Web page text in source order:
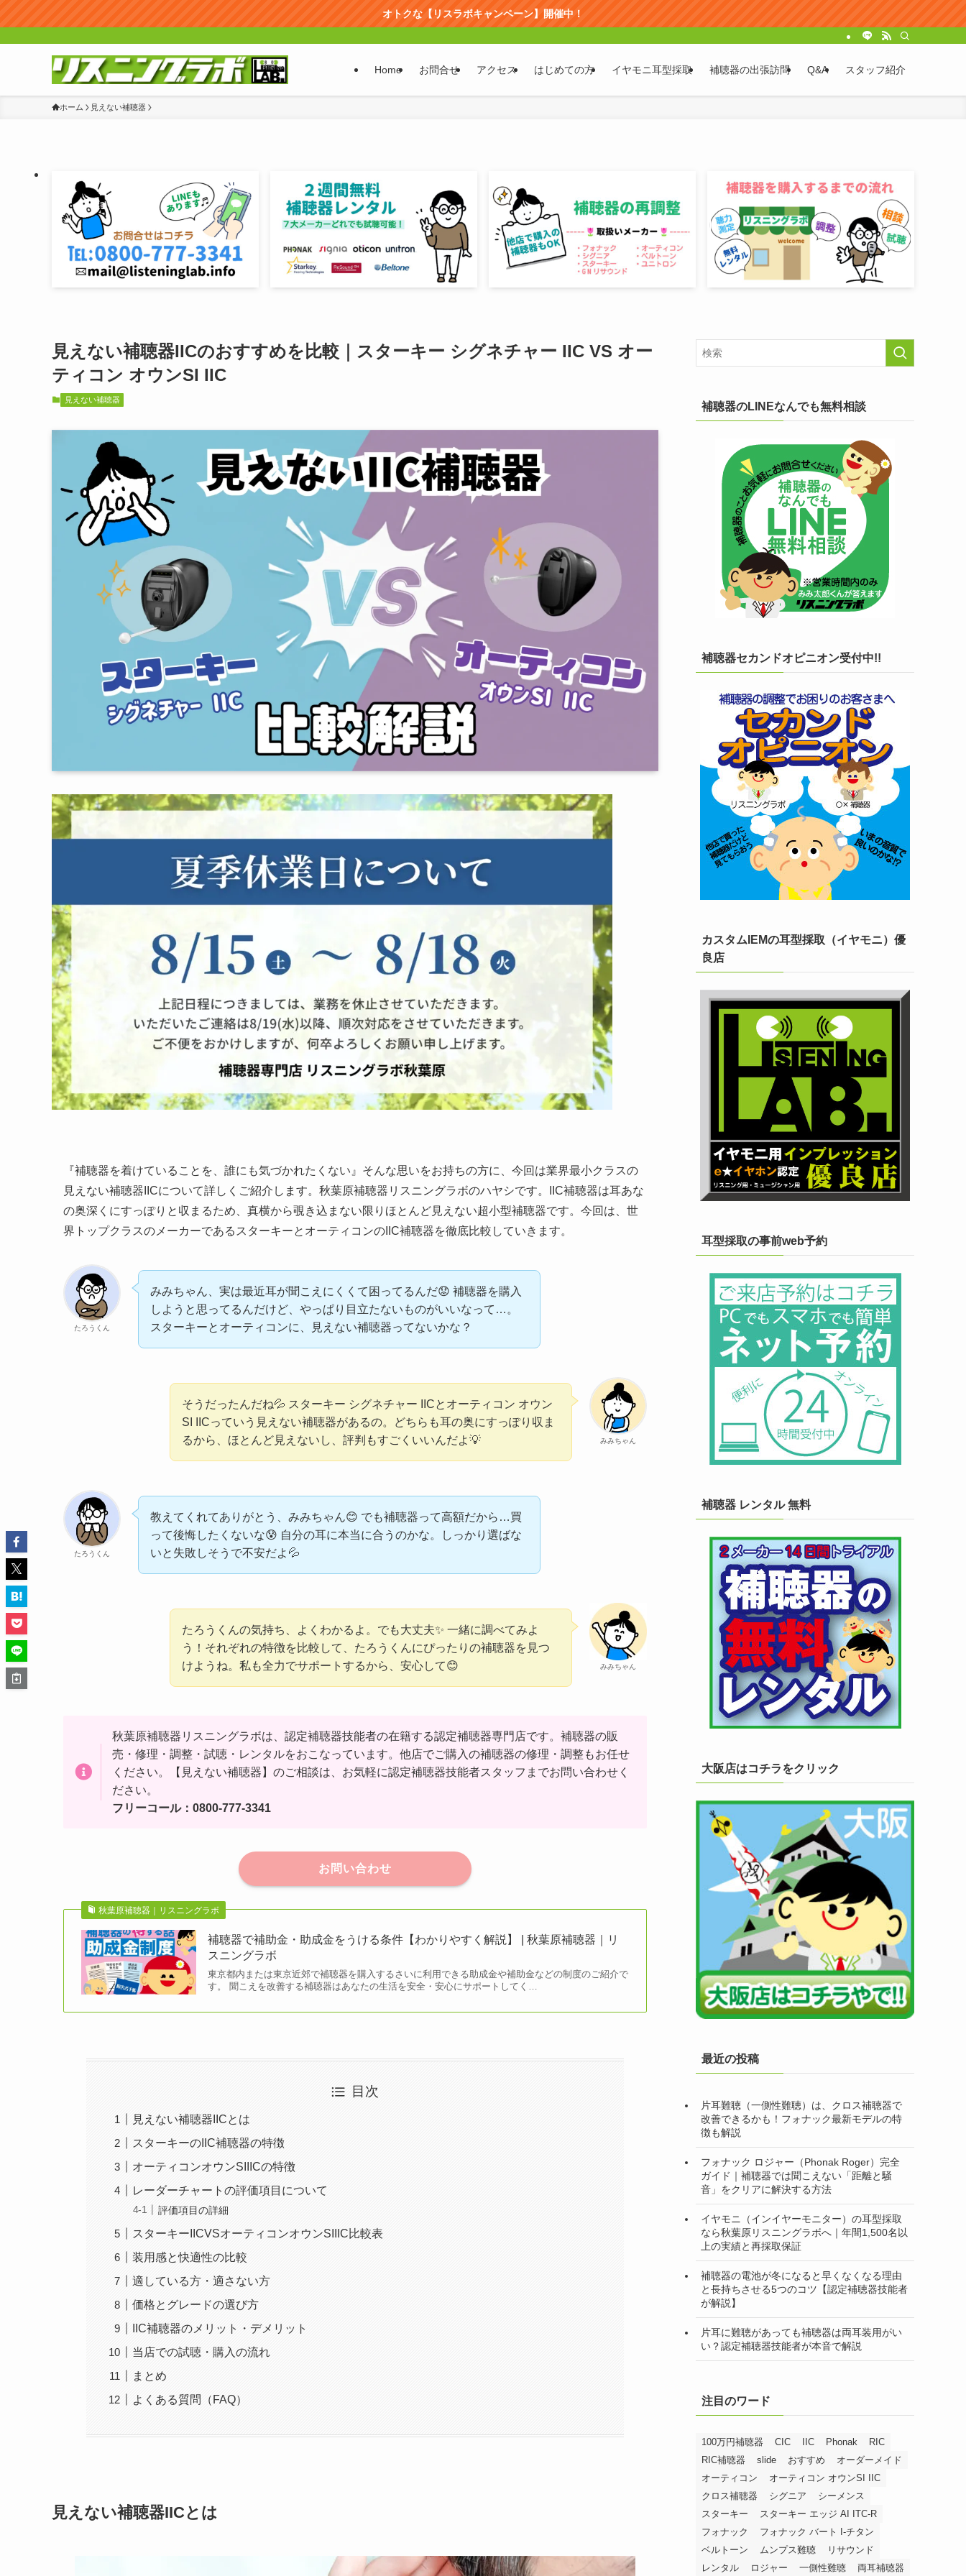
オトクな【リスラボキャンペーン】開催中！
Home お問合せ アクセス はじめての方 イヤモニ耳型採取 補聴器の出張訪問 Q&A スタッフ紹介
ホーム 見えない補聴器
見えない補聴器IICのおすすめを比較｜スターキー シグネチャー IIC VS オー
ティコン オウンSI IIC
見えない補聴器
『補聴器を着けていることを、誰にも気づかれたくない』そんな思いをお持ちの方に、今回は業界最小クラスの
見えない補聴器IICについて詳しくご紹介します。秋葉原補聴器リスニングラボのハヤシです。IIC補聴器は耳あな
の奥深くにすっぽりと収まるため、真横から覗き込まない限りほとんど見えない超小型補聴器です。今回は、世
界トップクラスのメーカーであるスターキーとオーティコンのIIC補聴器を徹底比較していきます。
たろうくん
みみちゃん、実は最近耳が聞こえにくくて困ってるんだ😟 補聴器を購入
しようと思ってるんだけど、やっぱり目立たないものがいいなって…。
スターキーとオーティコンに、見えない補聴器ってないかな？
みみちゃん
そうだったんだね💦 スターキー シグネチャー IICとオーティコン オウン
SI IICっていう見えない補聴器があるの。どちらも耳の奥にすっぽり収ま
るから、ほとんど見えないし、評判もすごくいいんだよ💡
たろうくん
教えてくれてありがとう、みみちゃん😊 でも補聴器って高額だから…買
って後悔したくないな😰 自分の耳に本当に合うのかな。しっかり選ばな
いと失敗しそうで不安だよ💦
みみちゃん
たろうくんの気持ち、よくわかるよ。でも大丈夫✨ 一緒に調べてみよ
う！それぞれの特徴を比較して、たろうくんにぴったりの補聴器を見つ
けようね。私も全力でサポートするから、安心して😊
秋葉原補聴器リスニングラボは、認定補聴器技能者の在籍する認定補聴器専門店です。補聴器の販
売・修理・調整・試聴・レンタルをおこなっています。他店でご購入の補聴器の修理・調整もお任せ
ください。【見えない補聴器】のご相談は、お気軽に認定補聴器技能者スタッフまでお問い合わせく
ださい。
フリーコール：0800-777-3341
お問い合わせ
秋葉原補聴器｜リスニングラボ
補聴器で補助金・助成金をうける条件【わかりやすく解説】 | 秋葉原補聴器｜リ
スニングラボ
東京都内または東京近郊で補聴器を購入するさいに利用できる助成金や補助金などの制度のご紹介で
す。 聞こえを改善する補聴器はあなたの生活を安全・安心にサポートしてく…
目次
見えない補聴器IICとは
スターキーのIIC補聴器の特徴
オーティコンオウンSIIICの特徴
レーダーチャートの評価項目について
評価項目の詳細
スターキーIICVSオーティコンオウンSIIIC比較表
装用感と快適性の比較
適している方・適さない方
価格とグレードの選び方
IIC補聴器のメリット・デメリット
当店での試聴・購入の流れ
まとめ
よくある質問（FAQ）
見えない補聴器IICとは
補聴器のLINEなんでも無料相談
補聴器セカンドオピニオン受付中!!
カスタムIEMの耳型採取（イヤモニ）優
良店
耳型採取の事前web予約
補聴器 レンタル 無料
大阪店はコチラをクリック
最近の投稿
片耳難聴（一側性難聴）は、クロス補聴器で
改善できるかも！フォナック最新モデルの特
徴も解説
フォナック ロジャー（Phonak Roger）完全
ガイド｜補聴器では聞こえない「距離と騒
音」をクリアに解決する方法
イヤモニ（インイヤーモニター）の耳型採取
なら秋葉原リスニングラボへ｜年間1,500名以
上の実績と再採取保証
補聴器の電池が冬になると早くなくなる理由
と長持ちさせる5つのコツ【認定補聴器技能者
が解説】
片耳に難聴があっても補聴器は両耳装用がい
い？認定補聴器技能者が本音で解説
注目のワード
100万円補聴器 CIC IIC Phonak
RIC
RIC補聴器
slide おすすめ
オーダーメイド
オーティコン
オーティコン オウンSI IIC
クロス補聴器
シグニア
シーメンス
スターキー
スターキー エッジ AI ITC-R
フォナック
フォナック バート I-チタン
ベルトーン
ムンプス難聴
リサウンド
レンタル
ロジャー 一側性難聴 両耳補聴器